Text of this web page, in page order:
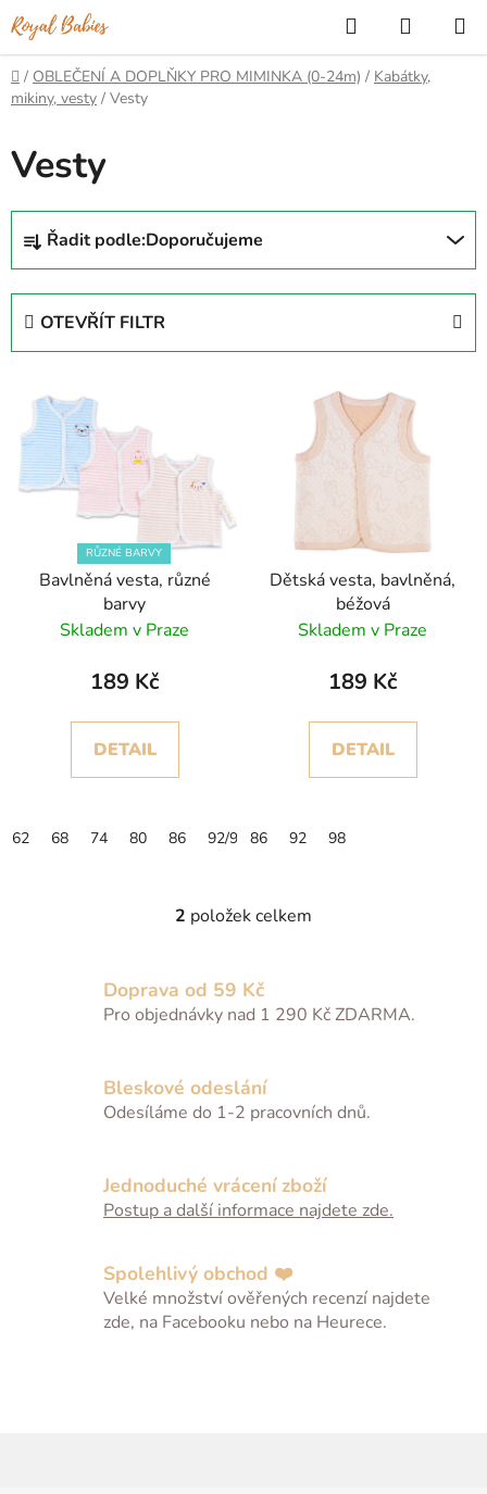
Přejít
na
obsah
Hledat
KOŠÍK
Domů
/ OBLEČENÍ A DOPLŇKY PRO MIMINKA (0-24m) / Kabátky,
mikiny, vesty / Vesty
Vesty
Ř
z
o
d
Řadit podle:Doporučujeme
OTEVŘÍT FILTR
p
s
RŮZNÉ BARVY
Bavlněná vesta, různé
barvy
Skladem v Praze
189 Kč
DETAIL
62 68 74 80 86 92/98
Dětská vesta, bavlněná,
béžová
Skladem v Praze
189 Kč
DETAIL
86 92 98
O
á
d
í
p
k
y
p
i
s
2 položek celkem
Doprava od 59 Kč
Pro objednávky nad 1 290 Kč ZDARMA.
Bleskové odeslání
Odesíláme do 1-2 pracovních dnů.
Jednoduché vrácení zboží
Postup a další informace najdete zde.
Spolehlivý obchod ❤️
Velké množství ověřených recenzí najdete
zde, na Facebooku nebo na Heurece.